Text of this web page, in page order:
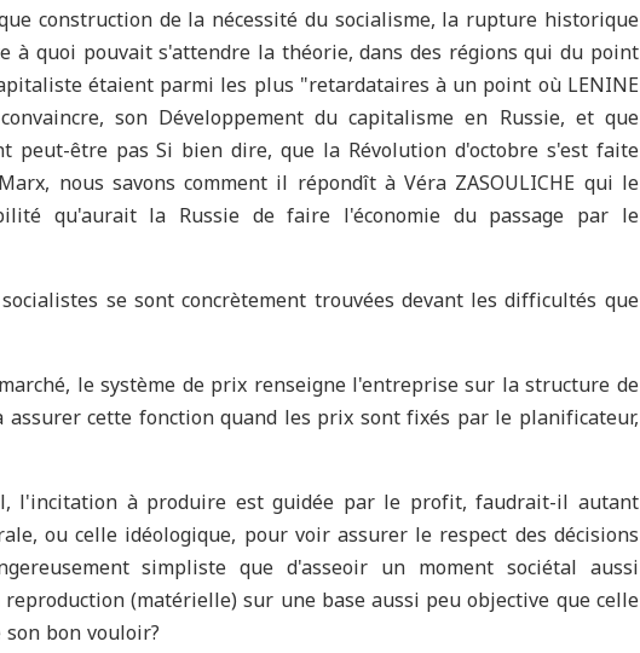
construction de la nécessité du socialisme, la rupture historique
à quoi pouvait s'attendre la théorie, dans des régions qui du point
étaient parmi les plus "retardataires à un point où LENINE
son Développement du capitalisme en Russie, et que
peut-être pas Si bien dire, que la Révolution d'octobre s'est faite
nous savons comment il répondît à Véra ZASOULICHE qui le
qu'aurait la Russie de faire l'économie du passage par le
se sont concrètement trouvées devant les difficultés que
le système de prix renseigne l'entreprise sur la structure de
assurer cette fonction quand les prix sont fixés par le planificateur,
l'incitation à produire est guidée par le profit, faudrait-il autant
ou celle idéologique, pour voir assurer le respect des décisions
simpliste que d'asseoir un moment sociétal aussi
(matérielle) sur une base aussi peu objective que celle
bon vouloir?